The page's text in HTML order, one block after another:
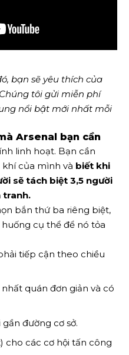
bạn sẽ yêu thích của
tôi gửi miễn phí
nổi bật mới nhất mỗi
Arsenal bạn cần
linh hoạt. Bạn cần
của mình và biết khi
sẽ tách biệt 3,5 người
tranh.
bắn thứ ba riêng biệt,
cụ thể để nó tỏa
tiếp cận theo chiều
quán đơn giản và có
đường cơ sở.
cho các cơ hội tấn công